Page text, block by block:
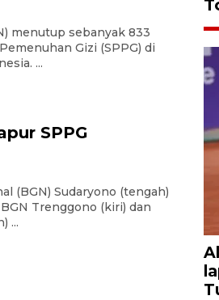
menutup sebanyak 833
Gizi (SPPG) di
...
SPPG
(BGN) Sudaryono (tengah)
Trenggono (kiri) dan
...